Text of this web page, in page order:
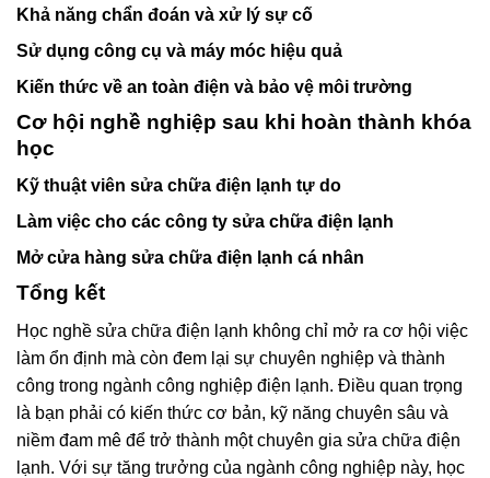
Khả năng chẩn đoán và xử lý sự cố
Sử dụng công cụ và máy móc hiệu quả
Kiến thức về an toàn điện và bảo vệ môi trường
Cơ hội nghề nghiệp sau khi hoàn thành khóa
học
Kỹ thuật viên sửa chữa điện lạnh tự do
Làm việc cho các công ty sửa chữa điện lạnh
Mở cửa hàng sửa chữa điện lạnh cá nhân
Tổng kết
Học nghề sửa chữa điện lạnh không chỉ mở ra cơ hội việc
làm ổn định mà còn đem lại sự chuyên nghiệp và thành
công trong ngành công nghiệp điện lạnh. Điều quan trọng
là bạn phải có kiến thức cơ bản, kỹ năng chuyên sâu và
niềm đam mê để trở thành một chuyên gia sửa chữa điện
lạnh. Với sự tăng trưởng của ngành công nghiệp này, học